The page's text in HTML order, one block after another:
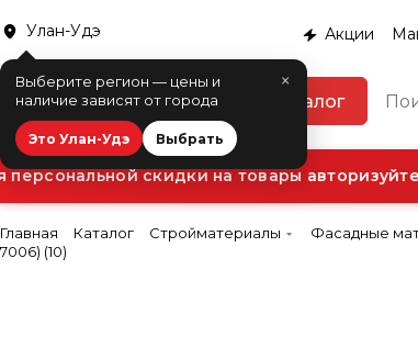
Улан-Удэ
×
Выберите регион — цены и
наличие зависят от города
Это Улан-Удэ Выбрать
Акции
Каталог
скидки на товары
Главная Каталог Стройматериалы Фасадные
7006) (10)